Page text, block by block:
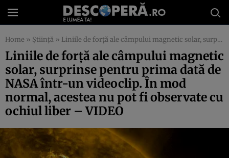
Home » Știință » Liniile de forţă ale câmpului magnetic solar, surprinse pentru prima dată de NASA într-un videoclip. În mod normal, acestea nu pot fi observate cu ochiul liber – VIDEO
Liniile de forţă ale câmpului magnetic
solar, surprinse pentru prima dată de
NASA într-un videoclip. În mod
normal, acestea nu pot fi observate cu
ochiul liber – VIDEO